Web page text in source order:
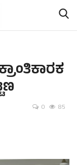
0 85